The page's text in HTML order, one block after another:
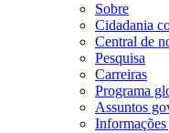
Sobre
Cidadania
Central de
Pesquisa
Carreiras
Programa
Assuntos